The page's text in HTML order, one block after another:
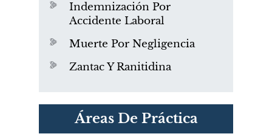
Indemnización Por
Accidente Laboral
Muerte Por Negligencia
Zantac Y Ranitidina
Áreas De Práctica
PVC Cloruro de polivinilo
Exposición